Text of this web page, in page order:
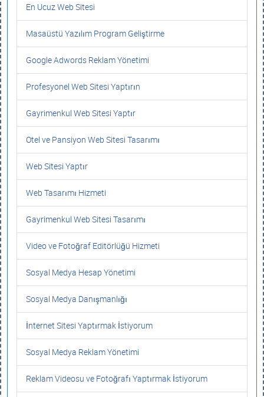
En Ucuz Web Sitesi
Masaüstü Yazılım Program Geliştirme
Google Adwords Reklam Yönetimi
Profesyonel Web Sitesi Yaptırın
Gayrimenkul Web Sitesi Yaptır
Otel ve Pansiyon Web Sitesi Tasarımı
Web Sitesi Yaptır
Web Tasarımı Hizmeti
Gayrimenkul Web Sitesi Tasarımı
Video ve Fotoğraf Editörlüğü Hizmeti
Sosyal Medya Hesap Yönetimi
Sosyal Medya Danışmanlığı
İnternet Sitesi Yaptırmak İstiyorum
Sosyal Medya Reklam Yönetimi
Reklam Videosu ve Fotoğrafı Yaptırmak İstiyorum